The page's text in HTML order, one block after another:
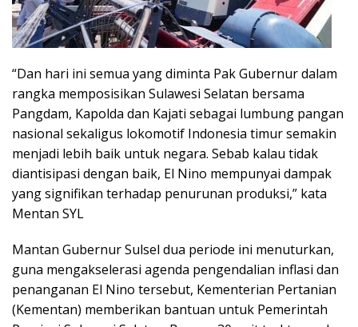
“Dan hari ini semua yang diminta Pak Gubernur dalam
rangka memposisikan Sulawesi Selatan bersama
Pangdam, Kapolda dan Kajati sebagai lumbung pangan
nasional sekaligus lokomotif Indonesia timur semakin
menjadi lebih baik untuk negara. Sebab kalau tidak
diantisipasi dengan baik, El Nino mempunyai dampak
yang signifikan terhadap penurunan produksi,” kata
Mentan SYL
Mantan Gubernur Sulsel dua periode ini menuturkan,
guna mengakselerasi agenda pengendalian inflasi dan
penanganan El Nino tersebut, Kementerian Pertanian
(Kementan) memberikan bantuan untuk Pemerintah